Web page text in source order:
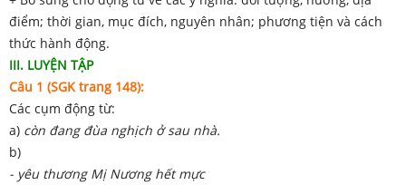
điểm; thời gian, mục đích, nguyên nhân; phương tiện và cách
thức hành động.
III. LUYỆN TẬP
Câu 1 (SGK trang 148):
Các cụm động từ:
a) còn đang đùa nghịch ở sau nhà.
b)
- yêu thương Mị Nương hết mực